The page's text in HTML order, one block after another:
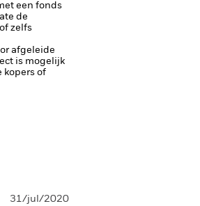
een fonds
de
zelfs
afgeleide
is mogelijk
kopers of
31/jul/2020